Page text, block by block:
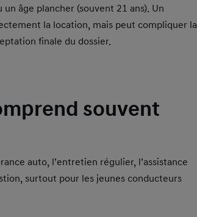
âge plancher (souvent 21 ans). Un
la location, mais peut compliquer la
finale du dossier.
souvent
auto, l’entretien régulier, l’assistance
surtout pour les jeunes conducteurs